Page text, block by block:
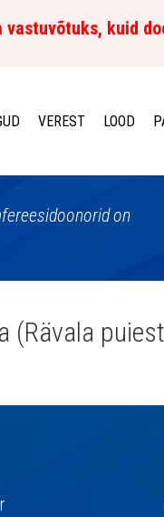
vastuvõtuks, kuid
VEREST LOOD
on
(Rävala